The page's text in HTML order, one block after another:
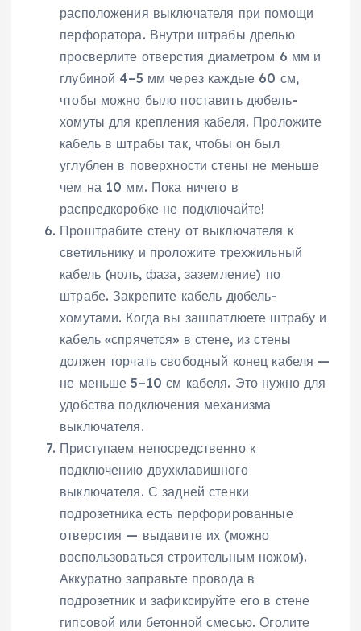
расположения выключателя при помощи
перфоратора. Внутри штрабы дрелью
просверлите отверстия диаметром 6 мм и
глубиной 4–5 мм через каждые 60 см,
чтобы можно было поставить дюбель-
хомуты для крепления кабеля. Проложите
кабель в штрабы так, чтобы он был
углублен в поверхности стены не меньше
чем на 10 мм. Пока ничего в
распредкоробке не подключайте!
Проштрабите стену от выключателя к
светильнику и проложите трехжильный
кабель (ноль, фаза, заземление) по
штрабе. Закрепите кабель дюбель-
хомутами. Когда вы зашпатлюете штрабу и
кабель «спрячется» в стене, из стены
должен торчать свободный конец кабеля —
не меньше 5–10 см кабеля. Это нужно для
удобства подключения механизма
выключателя.
Приступаем непосредственно к
подключению двухклавишного
выключателя. С задней стенки
подрозетника есть перфорированные
отверстия — выдавите их (можно
воспользоваться строительным ножом).
Аккуратно заправьте провода в
подрозетник и зафиксируйте его в стене
гипсовой или бетонной смесью. Оголите